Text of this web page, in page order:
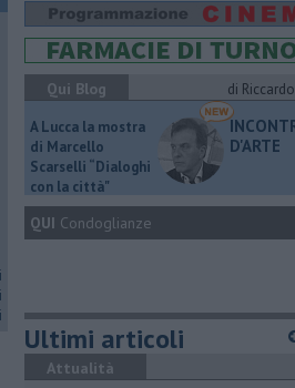
Qui Blog
di
A Lucca la mostra
di Marcello
Scarselli “Dialoghi
con la città"
D'ARTE
QUI Condoglianze
Ultimi articoli
Attualità